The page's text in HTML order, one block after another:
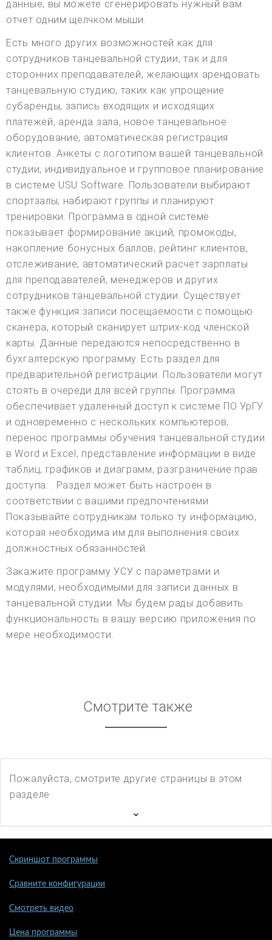
данные, вы можете сгенерировать нужный вам
отчет одним щелчком мыши.
Есть много других возможностей как для
сотрудников танцевальной студии, так и для
сторонних преподавателей, желающих арендовать
танцевальную студию, таких как упрощение
субаренды, запись входящих и исходящих
платежей, аренда зала, новое танцевальное
оборудование, автоматическая регистрация
клиентов. Анкеты с логотипом вашей танцевальной
студии, индивидуальное и групповое планирование
в системе USU Software. Пользователи выбирают
спортзалы, набирают группы и планируют
тренировки. Программа в одной системе
показывает формирование акций, промокоды,
накопление бонусных баллов, рейтинг клиентов,
отслеживание, автоматический расчет зарплаты
для преподавателей, менеджеров и других
сотрудников танцевальной студии. Существует
также функция записи посещаемости с помощью
сканера, который сканирует штрих-код членской
карты. Данные передаются непосредственно в
бухгалтерскую программу. Есть раздел для
предварительной регистрации. Пользователи могут
стоять в очереди для всей группы. Программа
обеспечивает удаленный доступ к системе ПО УрГУ
и одновременно с нескольких компьютеров,
перенос программы обучения танцевальной студии
в Word и Excel, представление информации в виде
таблиц, графиков и диаграмм, разграничение прав
доступа. . Раздел может быть настроен в
соответствии с вашими предпочтениями.
Показывайте сотрудникам только ту информацию,
которая необходима им для выполнения своих
должностных обязанностей.
Закажите программу УСУ с параметрами и
модулями, необходимыми для записи данных в
танцевальной студии. Мы будем рады добавить
функциональность в вашу версию приложения по
мере необходимости.
Смотрите также
Пожалуйста, смотрите другие страницы в этом
разделе
Скриншот программы
Сравните конфигурации
Смотреть видео
Цена программы